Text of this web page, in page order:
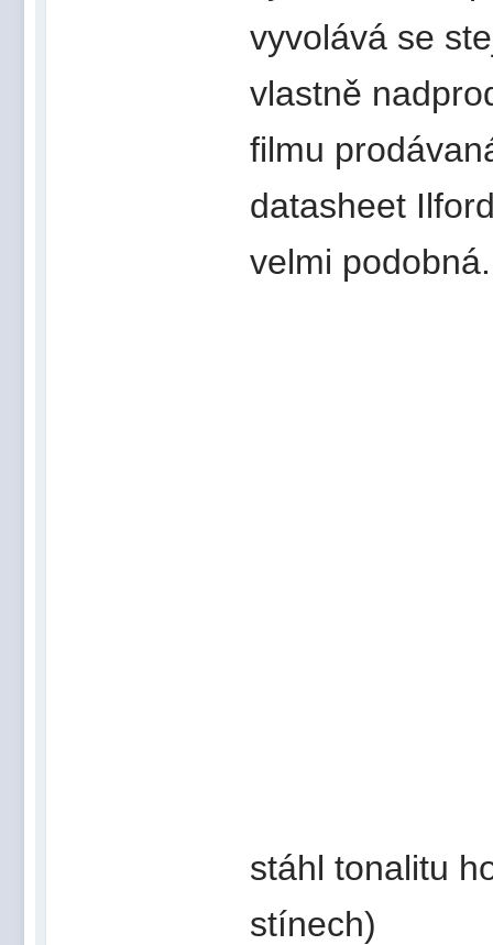
vyvolává se
vlastně
filmu
datasheet
velmi
stáhl tonalitu
stínech)